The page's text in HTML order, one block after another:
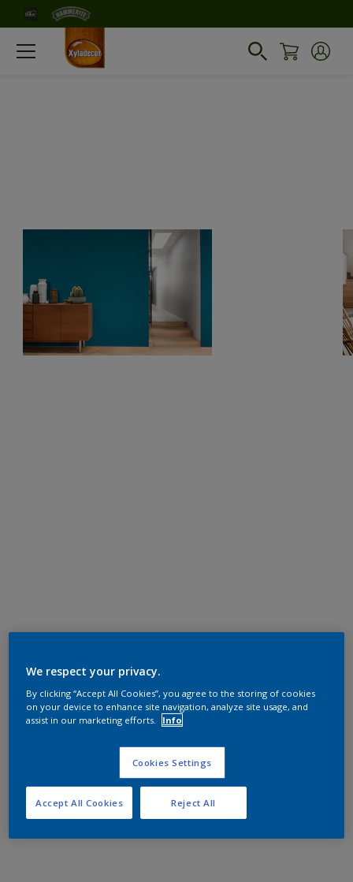
We respect your privacy.
By clicking “Accept All Cookies”, you agree to the storing of cookies
on your device to enhance site navigation, analyze site usage, and
assist in our marketing efforts.
Info
Cookies Settings
Reject All
Accept All Cookies